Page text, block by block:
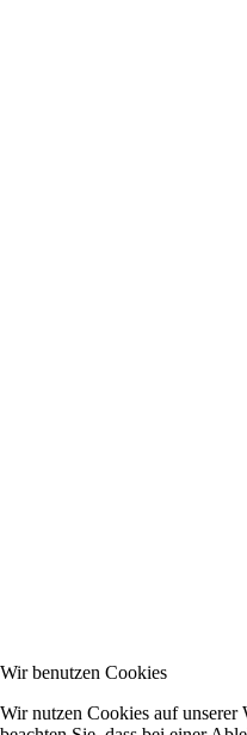
Wir benutzen Cookies
Wir nutzen Cookies auf unserer